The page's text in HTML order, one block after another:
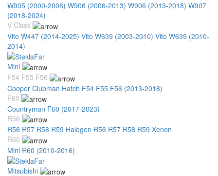
W905 (2000-2006) W906 (2006-2013) W906 (2013-2018) W907
(2018-2024)
V-Class
Vito W447 (2014-2025) Vito W639 (2003-2010) Vito W639 (2010-
2014)
Mini
F54 F55 F56
Cooper Clubman Hatch F54 F55 F56 (2013-2018)
F60
Countryman F60 (2017-2023)
R56
R56 R57 R58 R59 Halogen R56 R57 R58 R59 Xenon
R60
Mini R60 (2010-2016)
Mitsubishi